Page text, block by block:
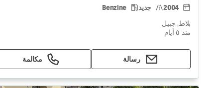
2004 جديد Benzine
بلاط, جبيل
منذ ٥ أيام
رسالة مكالمة